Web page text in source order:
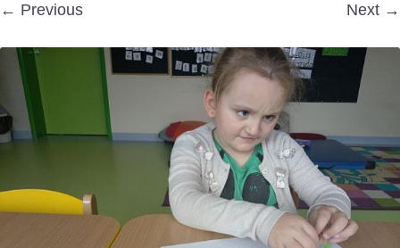
← Previous Next →